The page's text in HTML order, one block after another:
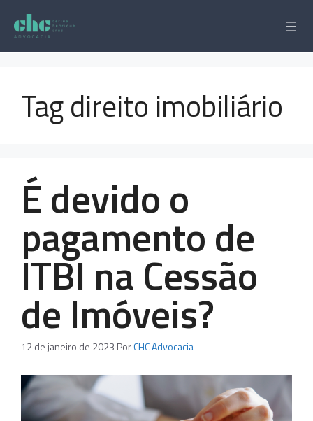
para
conteúdo
Tag direito imobiliário
É devido o
pagamento de
ITBI na Cessão
de Imóveis?
12 de janeiro de 2023 PorCHC Advocacia